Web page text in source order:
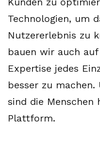
Technologien, um
Nutzererlebnis zu
bauen wir auch
Expertise jedes
besser zu machen.
sind die Menschen
Plattform.